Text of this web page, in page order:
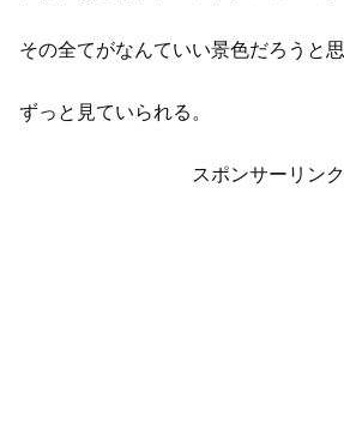
その全てがなんていい景色だろうと思
ずっと見ていられる。
スポンサーリンク